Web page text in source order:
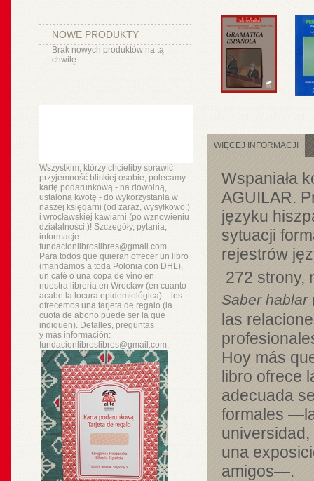
NOWE PRODUKTY
Brak nowych produktów na tą
chwilę
Wszystkim, którzy chcieliby sprawić
przyjemność bliskiej osobie, polecamy
kartę podarunkową - na dowolną,
ustaloną kwotę - do wykorzystania w
naszej księgarni (od zaraz, wysyłkowo:)
i wrocławskiej kawiarni (po wznowieniu
działalności:)! Szczegóły, pytania,
informacje -
fundacionlibroslibres@gmail.com.
Para todos que quieran ofrecer un libro
(mandamos a toda Polonia con DHL),
un café o una copa de vino en
nuestra libreríaen Wrocław (en cuanto
acabe la locura epidemiológica) - les
ofrecemos una tarjeta de regalo (la
cuota de abono puede ser la que
indiquen). Detalles, preguntas
y másinformación:
fundacionlibroslibres@gmail.com.
WIĘCEJ INFORMACJI
Wspaniała
AGUILAR.
języku
sytuacji
rejestrów
272 strony,
Saber hablar
las
Hoy más
libro ofrece
adecuada
formales
una
amigos—.